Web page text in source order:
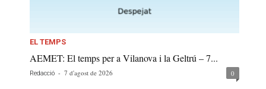
EL TEMPS
AEMET: El temps per a Vilanova i la Geltrú – 7...
Redacció - 7 d'agost de 2026 0